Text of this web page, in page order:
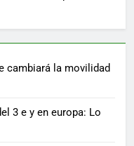
cambiará la movilidad
3 e y en europa: Lo